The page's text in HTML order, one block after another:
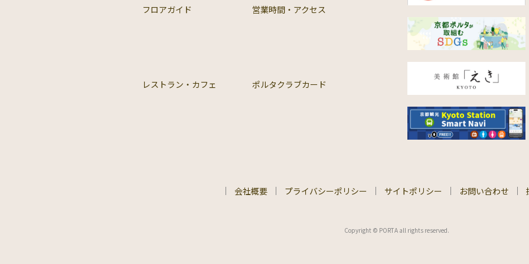
フロアガイド 営業時間・アクセス
レストラン・カフェ ポルタクラブカード
会社概要 プライバシーポリシー サイトポリシー お問い合わせ
Copyright © PORTA all rights reserved.